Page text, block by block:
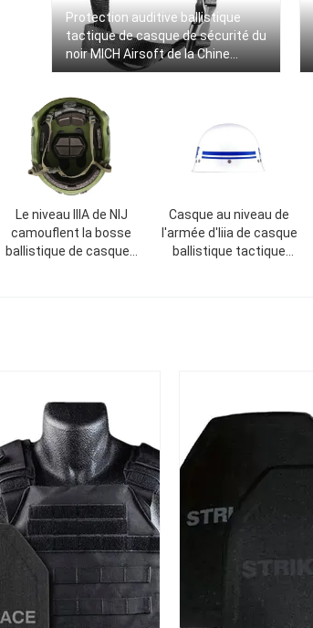
Protection auditive ballistique
tactique de casque de sécurité du
noir MICH Airsoft de la Chine
Xinxing NIJ IIIA
Le niveau IIIA de NIJ
camouflent la bosse
ballistique de casques
Casque au niveau de
l'armée d'Iiia de casque
ballistique tactique